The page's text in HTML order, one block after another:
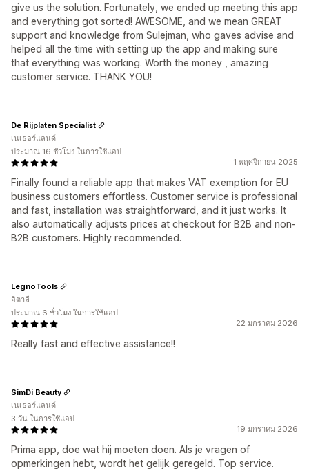
give us the solution. Fortunately, we ended up meeting this app
and everything got sorted! AWESOME, and we mean GREAT
support and knowledge from Sulejman, who gaves advise and
helped all the time with setting up the app and making sure
that everything was working. Worth the money , amazing
customer service. THANK YOU!
1 พฤศจิกายน 2025
Finally found a reliable app that makes VAT exemption for EU
business customers effortless. Customer service is professional
and fast, installation was straightforward, and it just works. It
also automatically adjusts prices at checkout for B2B and non-
B2B customers. Highly recommended.
De Rijplaten Specialist
เนเธอร์แลนด์
ประมาณ 16 ชั่วโมง ในการใช้แอป
22 มกราคม 2026
Really fast and effective assistance!!
LegnoTools
อิตาลี
ประมาณ 6 ชั่วโมง ในการใช้แอป
19 มกราคม 2026
Prima app, doe wat hij moeten doen. Als je vragen of
opmerkingen hebt, wordt het gelijk geregeld. Top service.
SimDi Beauty
เนเธอร์แลนด์
3 วัน ในการใช้แอป